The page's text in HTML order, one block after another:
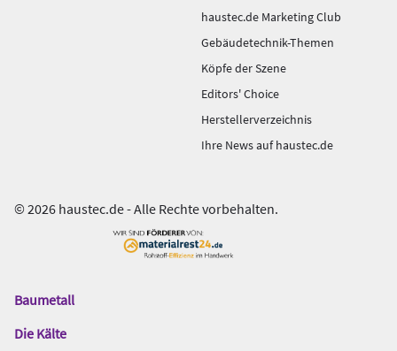
haustec.de Marketing Club
Gebäudetechnik-Themen
Köpfe der Szene
Editors' Choice
Herstellerverzeichnis
Ihre News auf haustec.de
© 2026 haustec.de - Alle Rechte vorbehalten.
Das
Gentner
Baumetall
Die Kälte